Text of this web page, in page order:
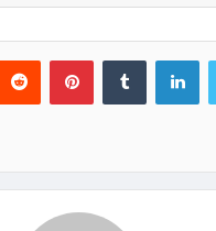
لينكدإن بينتيريست